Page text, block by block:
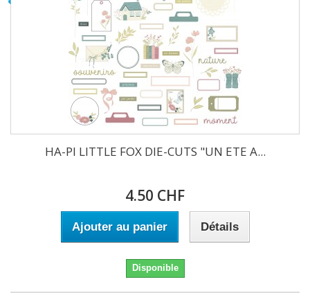
HA-PI LITTLE FOX DIE-CUTS "UN ETE A...
4.50 CHF
Ajouter au panier Détails
Disponible